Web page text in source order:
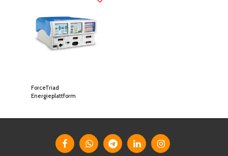
ForceTriad
Energieplattform